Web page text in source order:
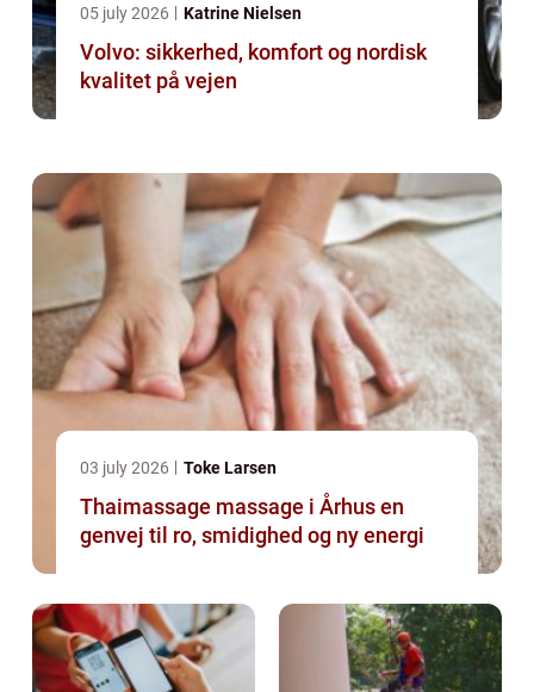
05 july 2026 Katrine Nielsen
Volvo: sikkerhed, komfort og nordisk
kvalitet på vejen
03 july 2026 Toke Larsen
Thaimassage massage i Århus en
genvej til ro, smidighed og ny energi